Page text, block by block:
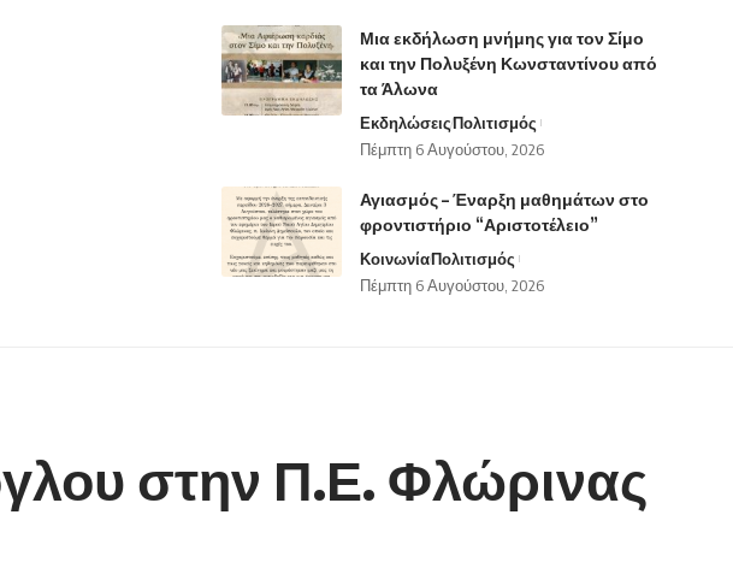
Μια εκδήλωση μνήμης για τον Σίμο
και την Πολυξένη Κωνσταντίνου από
τα Άλωνα
ΕκδηλώσειςΠολιτισμός
Πέμπτη 6 Αυγούστου, 2026
Αγιασμός – Έναρξη μαθημάτων στο
φροντιστήριο “Αριστοτέλειο”
ΚοινωνίαΠολιτισμός
Πέμπτη 6 Αυγούστου, 2026
στην Π.Ε. Φλώρινας